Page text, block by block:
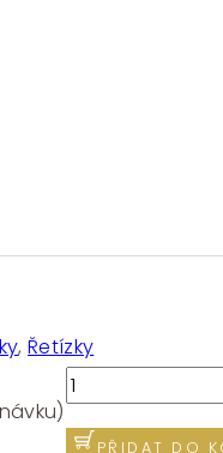
,Řetízky
Náhrdelník
chirurgická
ocelPŘIDAT DO